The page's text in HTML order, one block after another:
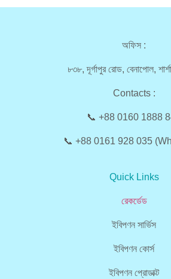
অফিস :
৮৩৮, দূর্গাপুর রোড, বেনাপোল,
Contacts :
📞 +88 0160 1888
📞 +88 0161 928 035
Quick Links
রেকর্ডেড
ইবিপণন সার্ভিস
ইবিপণন কোর্স
ইবিপণন প্রোডাক্ট